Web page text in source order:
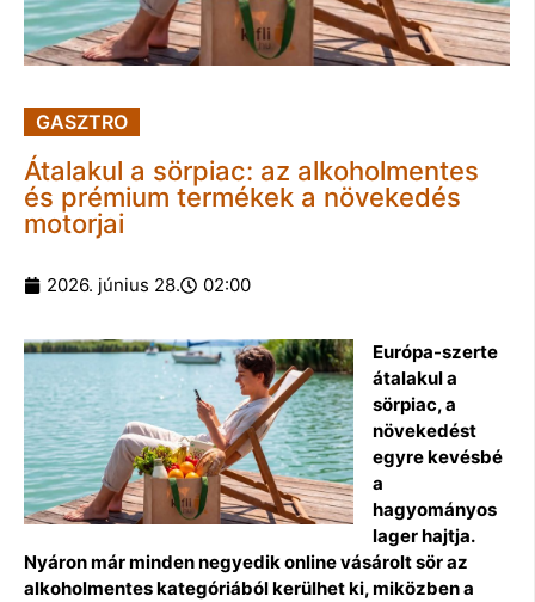
GASZTRO
Átalakul a sörpiac: az alkoholmentes
és prémium termékek a növekedés
motorjai
2026. június 28. 02:00
Európa-szerte
átalakul a
sörpiac, a
növekedést
egyre kevésbé
a
hagyományos
lager hajtja.
Nyáron már minden negyedik online vásárolt sör az
alkoholmentes kategóriából kerülhet ki, miközben a